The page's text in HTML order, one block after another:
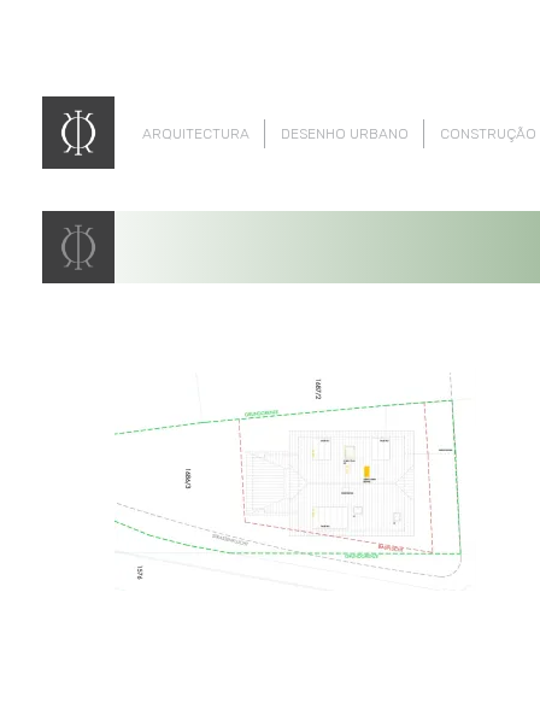
ARQUITECTURA DESENHO URBANO CONSTRUÇÃO